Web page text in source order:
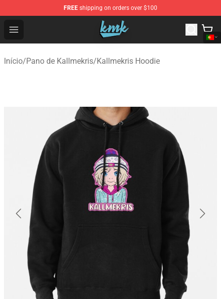
FREE shipping on orders over $100
Open menu
KallMeKris Store - Official KallMeKris Merchandise Shop
Início/Pano de Kallmekris/Kallmekris Hoodie